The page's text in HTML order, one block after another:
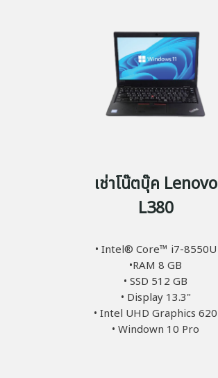
เช่าโน๊ตบุ๊ค Lenovo
L380
• Intel® Core™ i7-8550U
•RAM 8 GB
• SSD 512 GB
• Display 13.3"
• Intel UHD Graphics 620
• Windown 10 Pro